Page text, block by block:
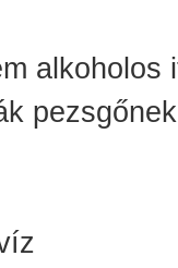
alkoholos